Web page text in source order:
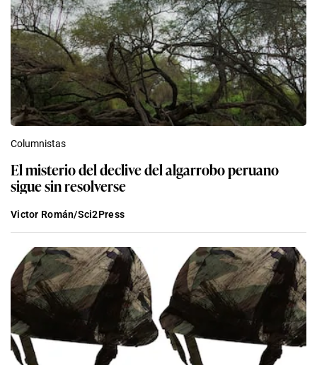
Columnistas
El misterio del declive del algarrobo peruano
sigue sin resolverse
Victor Román/Sci2Press